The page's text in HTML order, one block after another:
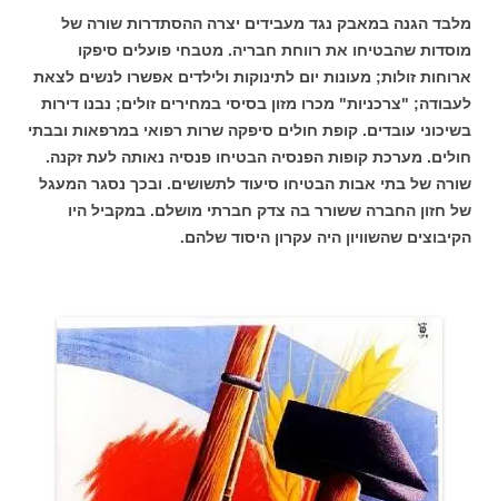
מלבד הגנה במאבק נגד מעבידים יצרה ההסתדרות שורה של
מוסדות שהבטיחו את רווחת חבריה. מטבחי פועלים סיפקו
ארוחות זולות; מעונות יום לתינוקות ולילדים אפשרו לנשים לצאת
לעבודה; "צרכניות" מכרו מזון בסיסי במחירים זולים; נבנו דירות
בשיכוני עובדים. קופת חולים סיפקה שרות רפואי במרפאות ובבתי
חולים. מערכת קופות הפנסיה הבטיחו פנסיה נאותה לעת זקנה.
שורה של בתי אבות הבטיחו סיעוד לתשושים. ובכך נסגר המעגל
של חזון החברה ששורר בה צדק חברתי מושלם. במקביל היו
הקיבוצים שהשוויון היה עקרון היסוד שלהם.